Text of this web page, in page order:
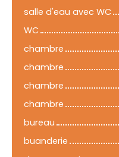
salle d'eau avec WC
WC
chambre
chambre
chambre
chambre
bureau
buanderie